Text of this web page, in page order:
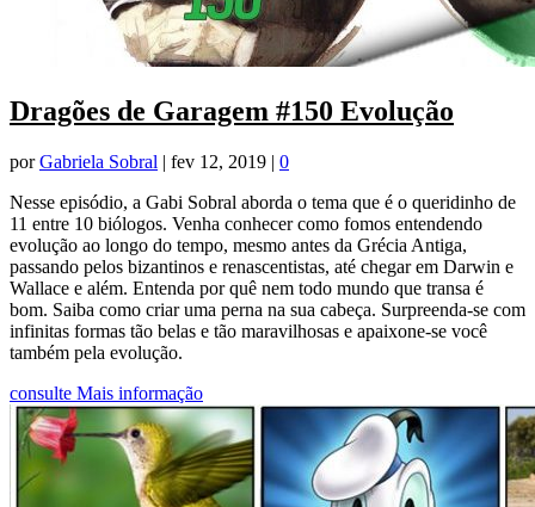
Dragões de Garagem #150 Evolução
porGabriela Sobral | fev 12, 2019 | 0
Nesse episódio, a Gabi Sobral aborda o tema que é o queridinho de
11 entre 10 biólogos. Venha conhecer como fomos entendendo
evolução ao longo do tempo, mesmo antes da Grécia Antiga,
passando pelos bizantinos e renascentistas, até chegar em Darwin e
Wallace e além. Entenda por quê nem todo mundo que transa é
bom. Saiba como criar uma perna na sua cabeça. Surpreenda-se com
infinitas formas tão belas e tão maravilhosas e apaixone-se você
também pela evolução.
consulte Mais informação